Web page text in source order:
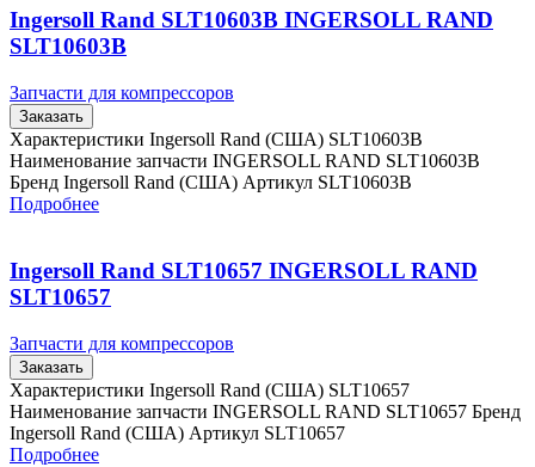
Ingersoll Rand SLT10603B INGERSOLL RAND
SLT10603B
Запчасти для компрессоров
Заказать
Характеристики Ingersoll Rand (США) SLT10603B
Наименование запчасти INGERSOLL RAND SLT10603B
Бренд Ingersoll Rand (США) Артикул SLT10603B
Подробнее
Ingersoll Rand SLT10657 INGERSOLL RAND
SLT10657
Запчасти для компрессоров
Заказать
Характеристики Ingersoll Rand (США) SLT10657
Наименование запчасти INGERSOLL RAND SLT10657 Бренд
Ingersoll Rand (США) Артикул SLT10657
Подробнее